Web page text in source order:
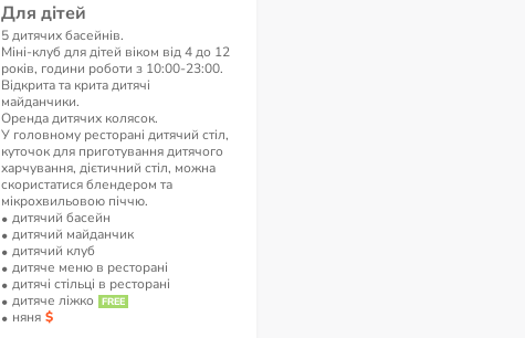
Для дітей
5 дитячих басейнів.
Міні-клуб для дітей віком від 4 до 12
років, години роботи з 10:00-23:00.
Відкрита та крита дитячі
майданчики.
Оренда дитячих колясок.
У головному ресторані дитячий стіл,
куточок для приготування дитячого
харчування, дієтичний стіл, можна
скористатися блендером та
мікрохвильовою піччю.
дитячий басейн
дитячий майданчик
дитячий клуб
дитяче меню в ресторані
дитячі стільці в ресторані
дитяче ліжко
няня